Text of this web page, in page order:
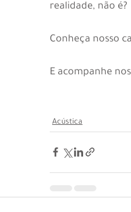
realidade, não é?
Conheça nosso
E acompanhe
Acústica